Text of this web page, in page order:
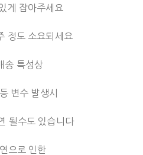
게 잡아주세요
정도 소요되세요
송 특성상
변수 발생시
될수도 있습니다
으로 인한